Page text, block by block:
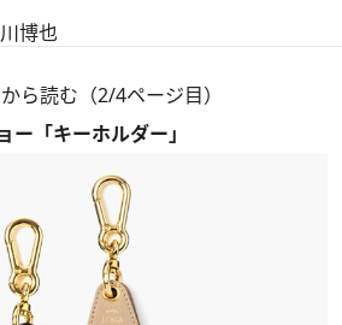
博也
ら読む（2/4ページ目）
「キーホルダー」